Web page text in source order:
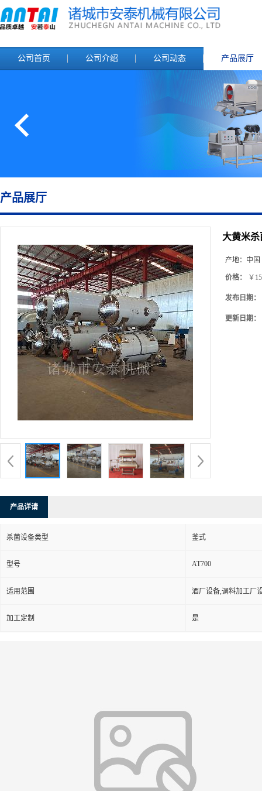
公司首页 公司介绍 公司动态 产品展厅
产品展厅
大黄米
产地： 中
价格： ￥
发布日期：
更新日期：
产品详请
杀菌设备类型 釜式
型号 AT700
适用范围 酒厂设备,调料加工厂
加工定制 是